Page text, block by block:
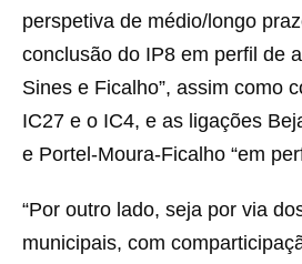
perspetiva de médio/longo
conclusão do IP8 em perfil de
Sines e Ficalho”, assim como
IC27 e o IC4, e as ligações
e Portel-Moura-Ficalho “em
“Por outro lado, seja por via
municipais, com